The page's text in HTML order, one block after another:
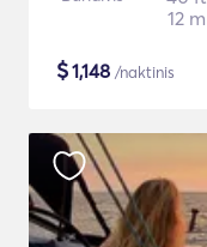
12 m
$1,148 /naktinis